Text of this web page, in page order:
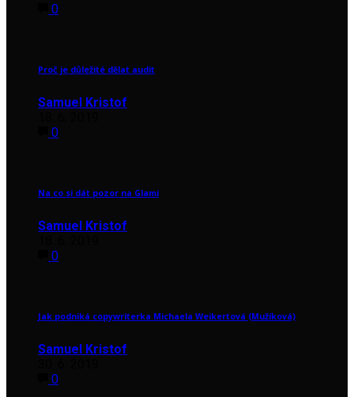
0
Proč je důležité dělat audit
Samuel Kristof
0
Na co si dát pozor na Glami
Samuel Kristof
0
Jak podniká copywriterka Michaela Weikertová (Mužíková)
Samuel Kristof
0